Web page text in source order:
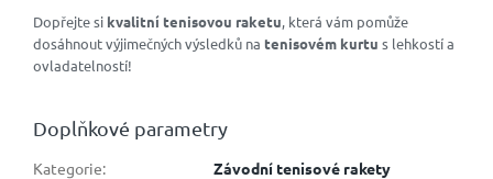
Dopřejte si kvalitní tenisovou raketu, která vám pomůže
dosáhnout výjimečných výsledků na tenisovém kurtu s lehkostí a
ovladatelností!
Doplňkové parametry
Kategorie:
Závodní tenisové rakety